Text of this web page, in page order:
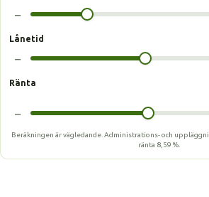
−
Lånetid
−
Ränta
−
Beräkningen är vägledande. Administrations- och
ränta 8,59 %.